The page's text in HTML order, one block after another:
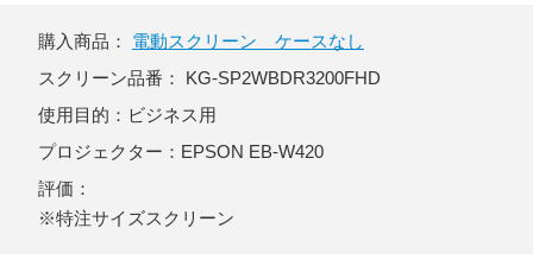
購入商品： 電動スクリーン ケースなし
スクリーン品番： KG-SP2WBDR3200FHD
使用目的：ビジネス用
プロジェクター：EPSON EB-W420
評価：
※特注サイズスクリーン